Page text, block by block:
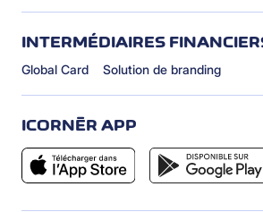
INTERMÉDIAIRES
Global Card Solution de branding
ICORNÈR APP